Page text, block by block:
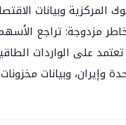
وبيانات
مزدوجة: تراجع
على الواردات
وإيران، وبيانات مخزونات